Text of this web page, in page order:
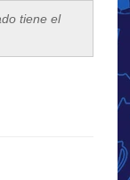
tiene el